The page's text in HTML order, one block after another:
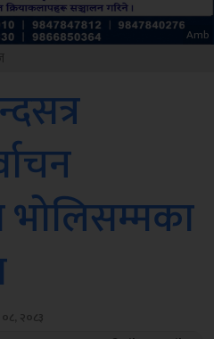
Amb
भोलिसम्मका
२०८३